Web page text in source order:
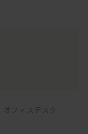
オフィスデスク